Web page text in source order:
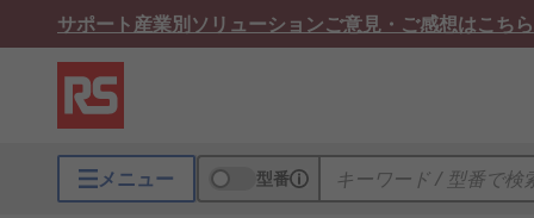
サポート産業別ソリューションご意見・ご感想はこちら
メニュー 型番